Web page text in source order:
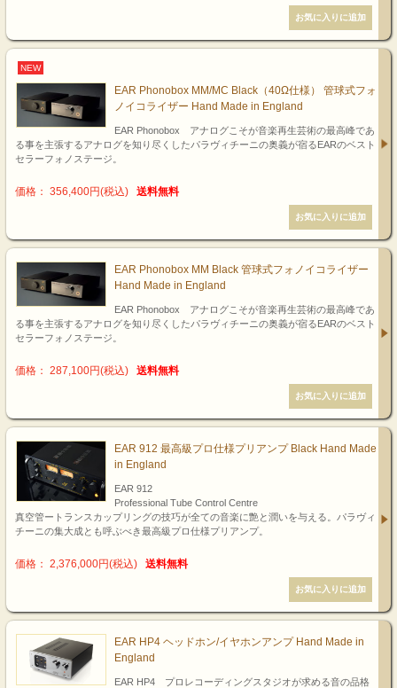
NEW
EAR Phonobox MM/MC Black（40Ω仕様） 管球式フォ
ノイコライザー Hand Made in England
EAR Phonobox アナログこそが音楽再生芸術の最高峰であ
る事を主張するアナログを知り尽くしたパラヴィチーニの奥義が宿るEARのベスト
セラーフォノステージ。
価格： 356,400円(税込) 送料無料
EAR Phonobox MM Black 管球式フォノイコライザー
Hand Made in England
EAR Phonobox アナログこそが音楽再生芸術の最高峰であ
る事を主張するアナログを知り尽くしたパラヴィチーニの奥義が宿るEARのベスト
セラーフォノステージ。
価格： 287,100円(税込) 送料無料
EAR 912 最高級プロ仕様プリアンプ Black Hand Made
in England
EAR 912
Professional Tube Control Centre
真空管ートランスカップリングの技巧が全ての音楽に艶と潤いを与える。パラヴィ
チーニの集大成とも呼ぶべき最高級プロ仕様プリアンプ。
価格： 2,376,000円(税込) 送料無料
EAR HP4 ヘッドホン/イヤホンアンプ Hand Made in
England
EAR HP4 プロレコーディングスタジオが求める音の品格